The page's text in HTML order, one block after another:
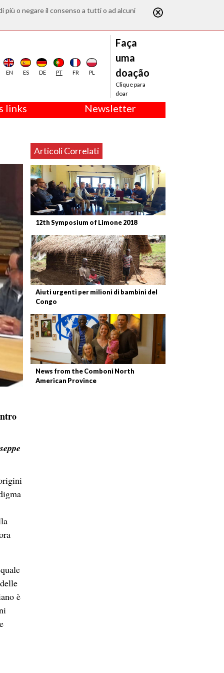
più o negare il consenso a tutti o ad alcuni
EN ES DE PT FR PL
Faça
uma
doação
Clique para
doar
links Newsletter
Articoli Correlati
12th Symposium of Limone 2018
Aiuti urgenti per milioni di bambini del
Congo
News from the Comboni North
American Province
è